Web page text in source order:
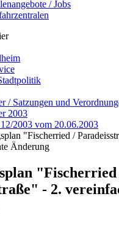
/ Jobs
/ Satzungen und
2003
2003 vom 20.06.2003
"Fischerried /
Änderung
- 2.